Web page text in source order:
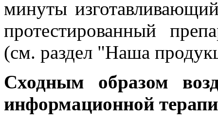
минуты
протестированный
(см. раздел "Наша
Сходным образом
информационной